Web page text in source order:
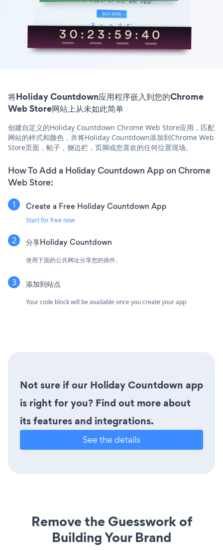
将Holiday Countdown应用程序嵌入到您的Chrome
Web Store网站上从未如此简单
创建自定义的Holiday Countdown Chrome Web Store应用，匹配
网站的样式和颜色，并将Holiday Countdown添加到Chrome Web
Store页面，帖子，侧边栏，页脚或您喜欢的任何位置现场。
How To Add a Holiday Countdown App on Chrome
Web Store:
Create a Free Holiday Countdown App
Start for free now
分享Holiday Countdown
使用下面的公共网址分享您的插件。
添加到站点
Your code block will be available once you create your app
Not sure if our Holiday Countdown app
is right for you? Find out more about
its features and integrations.
See the details
Remove the Guesswork of
Building Your Brand